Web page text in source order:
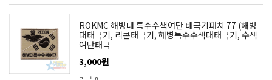
ROKMC 해병대 특수수색여단 태극기패치 77 (해병
대태극기, 리콘태극기, 해병특수수색대태극기, 수색
여단태극
3,000원